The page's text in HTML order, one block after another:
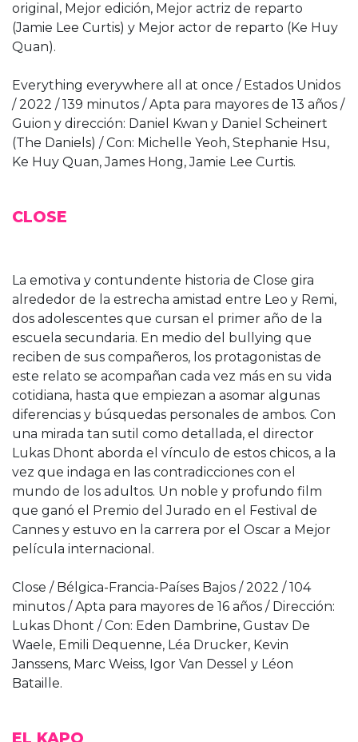
original, Mejor edición, Mejor actriz de reparto
(Jamie Lee Curtis) y Mejor actor de reparto (Ke Huy
Quan).
Everything everywhere all at once / Estados Unidos
/ 2022 / 139 minutos / Apta para mayores de 13 años /
Guion y dirección: Daniel Kwan y Daniel Scheinert
(The Daniels) / Con: Michelle Yeoh, Stephanie Hsu,
Ke Huy Quan, James Hong, Jamie Lee Curtis.
CLOSE
La emotiva y contundente historia de Close gira
alrededor de la estrecha amistad entre Leo y Remi,
dos adolescentes que cursan el primer año de la
escuela secundaria. En medio del bullying que
reciben de sus compañeros, los protagonistas de
este relato se acompañan cada vez más en su vida
cotidiana, hasta que empiezan a asomar algunas
diferencias y búsquedas personales de ambos. Con
una mirada tan sutil como detallada, el director
Lukas Dhont aborda el vínculo de estos chicos, a la
vez que indaga en las contradicciones con el
mundo de los adultos. Un noble y profundo film
que ganó el Premio del Jurado en el Festival de
Cannes y estuvo en la carrera por el Oscar a Mejor
película internacional.
Close / Bélgica-Francia-Países Bajos / 2022 / 104
minutos / Apta para mayores de 16 años / Dirección:
Lukas Dhont / Con: Eden Dambrine, Gustav De
Waele, Emili Dequenne, Léa Drucker, Kevin
Janssens, Marc Weiss, Igor Van Dessel y Léon
Bataille.
EL KAPO